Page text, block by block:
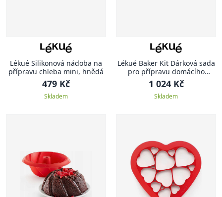
Lékué Silikonová nádoba na
přípravu chleba mini, hnědá
479 Kč
Skladem
Lékué Baker Kit Dárková sada
pro přípravu domácího
chleba
1 024 Kč
Skladem